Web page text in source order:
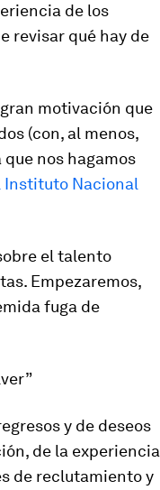
de los
revisar qué hay de
motivación que
(con, al menos,
nos hagamos
Instituto Nacional
el talento
Empezaremos,
fuga de
y de deseos
de la experiencia
de reclutamiento y